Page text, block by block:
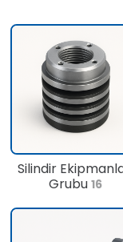
Silindir
Grubu16